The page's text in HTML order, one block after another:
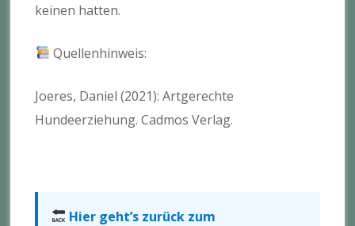
keinen hatten.
Quellenhinweis:
Joeres, Daniel (2021): Artgerechte
Hundeerziehung. Cadmos Verlag.
Hier geht’s zurück zum